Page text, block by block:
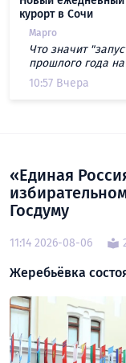
курорт в Сочи
Марго
Что значит
прошлого года
10:57 Вчера
«Единая
Госдуму
11:14 2026-08-06
Жеребьёвка